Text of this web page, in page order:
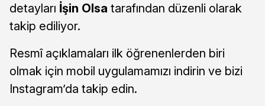
detayları İşin Olsa tarafından düzenli olarak
takip ediliyor.
Resmî açıklamaları ilk öğrenenlerden biri
olmak için mobil uygulamamızı indirin ve bizi
Instagram’da takip edin.